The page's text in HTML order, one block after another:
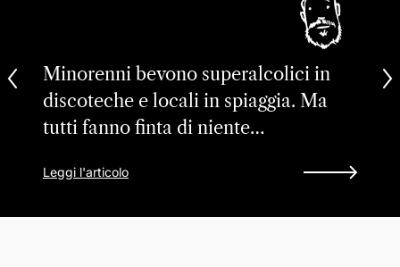
Minorenni bevono superalcolici in
discoteche e locali in spiaggia. Ma
tutti fanno finta di niente…
Leggi l'articolo